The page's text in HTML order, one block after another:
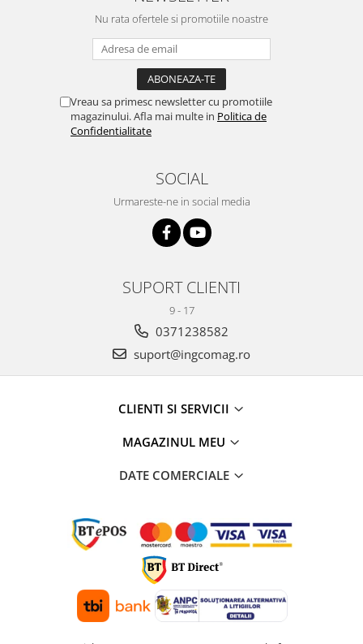
Nu rata ofertele si promotiile noastre
Vreau sa primesc newsletter cu promotiile
magazinului. Afla mai multe in Politica de
Confidentialitate
SOCIAL
Urmareste-ne in social media
SUPORT CLIENTI
9 - 17
0371238582
suport@ingcomag.ro
CLIENTI SI SERVICII
MAGAZINUL MEU
DATE COMERCIALE